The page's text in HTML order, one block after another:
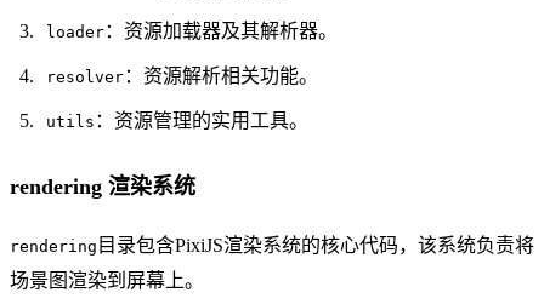
loader ：资源加载器及其解析器。
resolver ：资源解析相关功能。
utils ：资源管理的实用工具。
rendering 渲染系统
rendering 目录包含PixiJS渲染系统的核心代码，该系统负责将
场景图渲染到屏幕上。